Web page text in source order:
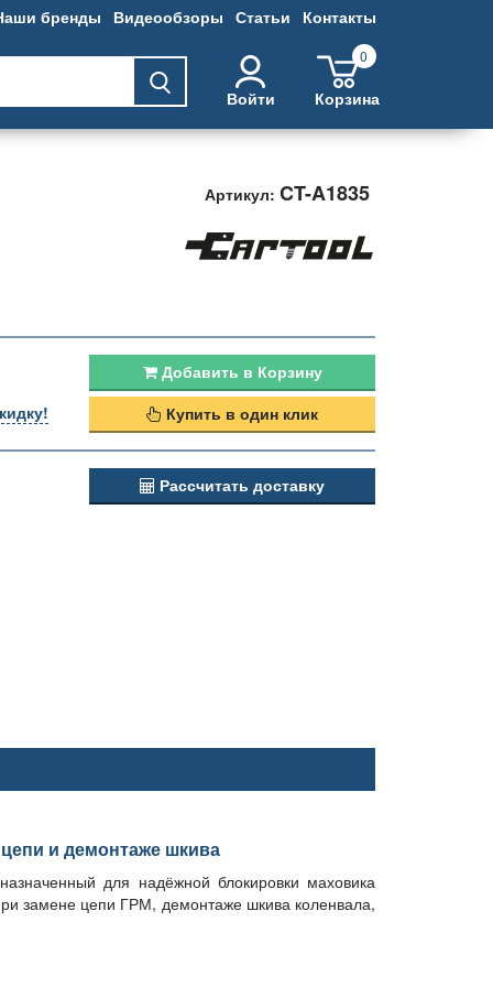
бренды Видеообзоры Статьи Контакты
Войти
0
Корзина
Артикул: CT-A1835
Добавить в Корзину
Купить в один клик
Рассчитать доставку
и демонтаже шкива
для надёжной блокировки маховика
замене цепи ГРМ, демонтаже шкива коленвала,